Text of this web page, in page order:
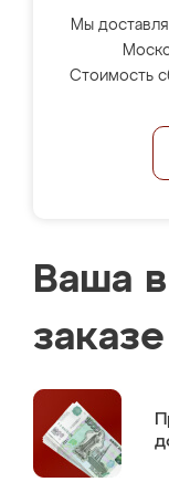
Мы
Стоимость
Ваша